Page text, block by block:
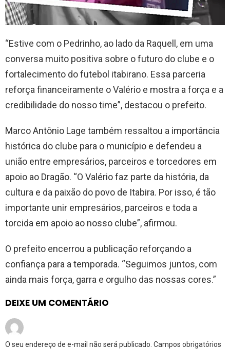
“Estive com o Pedrinho, ao lado da Raquell, em uma
conversa muito positiva sobre o futuro do clube e o
fortalecimento do futebol itabirano. Essa parceria
reforça financeiramente o Valério e mostra a força e a
credibilidade do nosso time”, destacou o prefeito.
Marco Antônio Lage também ressaltou a importância
histórica do clube para o município e defendeu a
união entre empresários, parceiros e torcedores em
apoio ao Dragão. “O Valério faz parte da história, da
cultura e da paixão do povo de Itabira. Por isso, é tão
importante unir empresários, parceiros e toda a
torcida em apoio ao nosso clube”, afirmou.
O prefeito encerrou a publicação reforçando a
confiança para a temporada. “Seguimos juntos, com
ainda mais força, garra e orgulho das nossas cores.”
DEIXE UM COMENTÁRIO
O seu endereço de e-mail não será publicado. Campos obrigatórios